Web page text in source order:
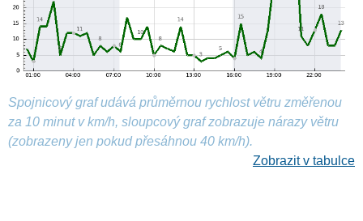
Spojnicový graf udává průměrnou rychlost větru změřenou
za 10 minut v km/h, sloupcový graf zobrazuje nárazy větru
(zobrazeny jen pokud přesáhnou 40 km/h).
Zobrazit v tabulce